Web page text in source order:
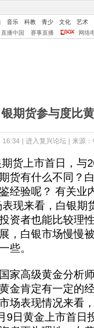
音乐 科教 青少 文化
艺术
直播中国 赛事直播 网络
期货参与度比
16:34 | 进入复兴论坛| 来源
上市首日，与
货有什么不同？
经验呢？ 有关业
现来看，白银期
资者也能比较理
，白银市场慢慢
些。
高级黄金分析
金肯定有一定的
场表现情况来看
9日黄金上市首日